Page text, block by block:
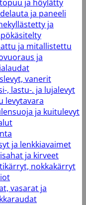
ja höylätty
ja paneeli
ja
ja mitallistettu
ja
vanerit
, lastu-. ja lujalevyt
levytavara
ja kuitulevyt
ja lenkkiavaimet
ja kirveet
nokkakärryt
vasarat ja